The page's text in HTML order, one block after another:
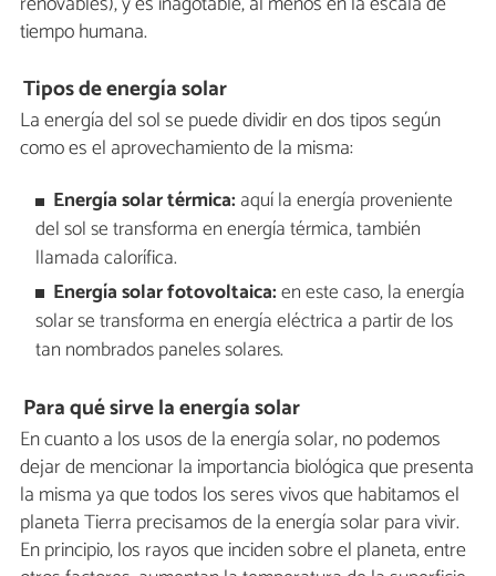
tiempo humana.
Tipos de energía solar
La energía del sol se puede dividir en dos tipos según
como es el aprovechamiento de la misma:
Energía solar térmica: aquí la energía proveniente
del sol se transforma en energía térmica, también
llamada calorífica.
Energía solar fotovoltaica:en este caso, la energía
solar se transforma en energía eléctrica a partir de los
tan nombrados paneles solares.
Para qué sirve la energía solar
En cuanto a los usos de la energía solar, no podemos
dejar de mencionar la importancia biológica que presenta
la misma ya que todos los seres vivos que habitamos el
planeta Tierra precisamos de la energía solar para vivir.
En principio, los rayos que inciden sobre el planeta, entre